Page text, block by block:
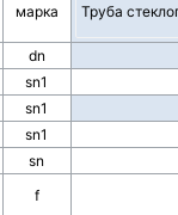
марка
dn
sn1
sn1
sn1
sn
f